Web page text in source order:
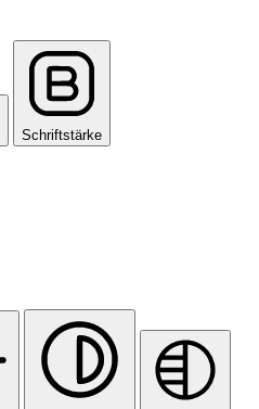
Schriftstärke